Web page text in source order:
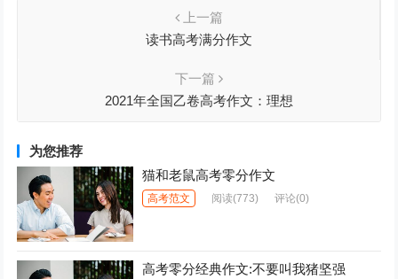
上一篇
读书高考满分作文
下一篇
2021年全国乙卷高考作文：理想
为您推荐
猫和老鼠高考零分作文
高考范文 阅读(773) 评论(0)
高考零分经典作文:不要叫我猪坚强